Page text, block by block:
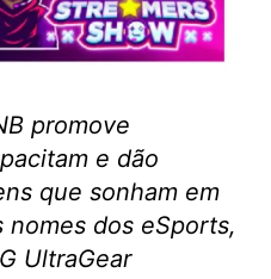
promove
e dão
que sonham em
nomes dos eSports,
UltraGear